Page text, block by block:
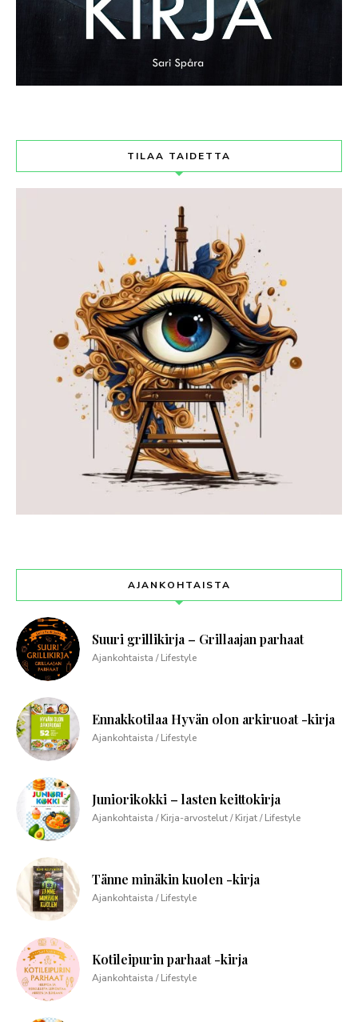
TILAA TAIDETTA
AJANKOHTAISTA
Suuri grillikirja – Grillaajan parhaat
Ajankohtaista / Lifestyle
Ennakkotilaa Hyvän olon arkiruoat -kirja
Ajankohtaista / Lifestyle
Juniorikokki – lasten keittokirja
Ajankohtaista / Kirja-arvostelut / Kirjat / Lifestyle
Tänne minäkin kuolen -kirja
Ajankohtaista / Lifestyle
Kotileipurin parhaat -kirja
Ajankohtaista / Lifestyle